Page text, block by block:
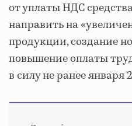
от уплаты НДС
направить на
продукции, создание
повышение оплаты
в силу не ранее января